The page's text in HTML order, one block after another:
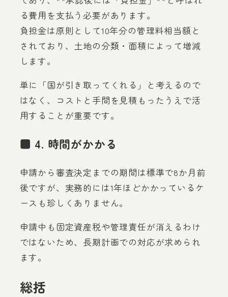
る費用を支払う必要があります。
負担金は原則として10年分の管理料相当額と
されており、土地の分類・面積によって増減
します。
単に「国が引き取ってくれる」と考えるので
はなく、コストと手間を見積もったうえで活
用することが重要です。
■ 4. 時間がかかる
申請から審査決定までの期間は標準で8か月前
後ですが、実務的には1年ほどかかっているケ
ースも珍しくありません。
申請中も固定資産税や管理責任が消えるわけ
ではないため、長期計画での対応が求められ
ます。
総括